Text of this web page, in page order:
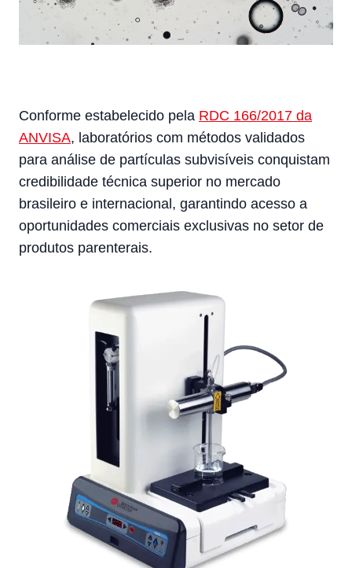
Conforme estabelecido pela RDC 166/2017 da
ANVISA, laboratórios com métodos validados
para análise de partículas subvisíveis conquistam
credibilidade técnica superior no mercado
brasileiro e internacional, garantindo acesso a
oportunidades comerciais exclusivas no setor de
produtos parenterais.